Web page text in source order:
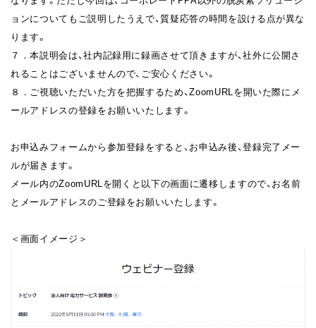
ョンについてもご説明したうえで、質疑応答の時間を設ける点が異な
ります。
７．本説明会は、社内記録用に録画させて頂きますが、社外に公開さ
れることはございませんので、ご安心ください。
８．ご視聴いただいた方を把握するため、ZoomURLを開いた際にメ
ールアドレスの登録をお願いいたします。
お申込みフォームから参加登録をすると、お申込み後、登録完了メー
ルが届きます。
メール内のZoomURLを開くと以下の画面に遷移しますので、お名前
とメールアドレスのご登録をお願いいたします。
＜画面イメージ＞